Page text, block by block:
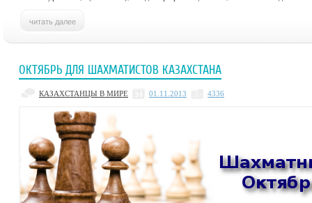
ОКТЯБРЬ ДЛЯ ШАХМАТИСТОВ КАЗАХСТАНА
КАЗАХСТАНЦЫ В МИРЕ 01.11.2013 4336